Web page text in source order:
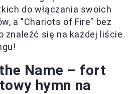
do włączania swoich
a "Chariots of Fire" bez
znaleźć się na każdej liście
Name – fort
hymn na